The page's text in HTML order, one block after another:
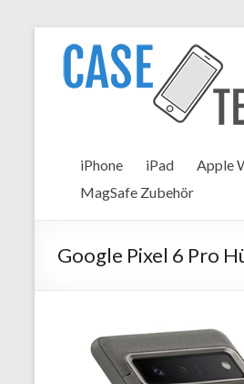
Inhalt
springenCase
Tester
Panzergläser
iPhone iPad Apple
MagSafe Zubehör
Google Pixel 6 Pro